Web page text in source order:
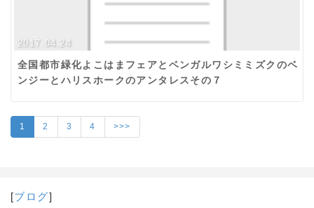
2017.04.24
全国都市緑化よこはまフェアとベンガルワシミミズクのベ
ンジーとハリスホークのアンタレスその７
1 2 3 4 >>>
[ブログ]